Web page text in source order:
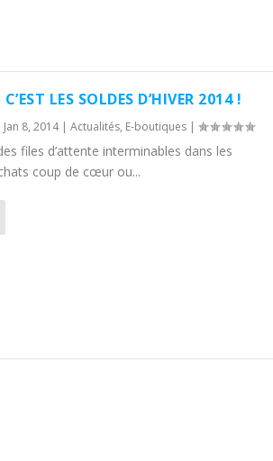
LES SOLDES D’HIVER 2014 !
Jan 8, 2014| Actualités, E-boutiques|
files d’attente interminables dans les
coup de cœur ou...